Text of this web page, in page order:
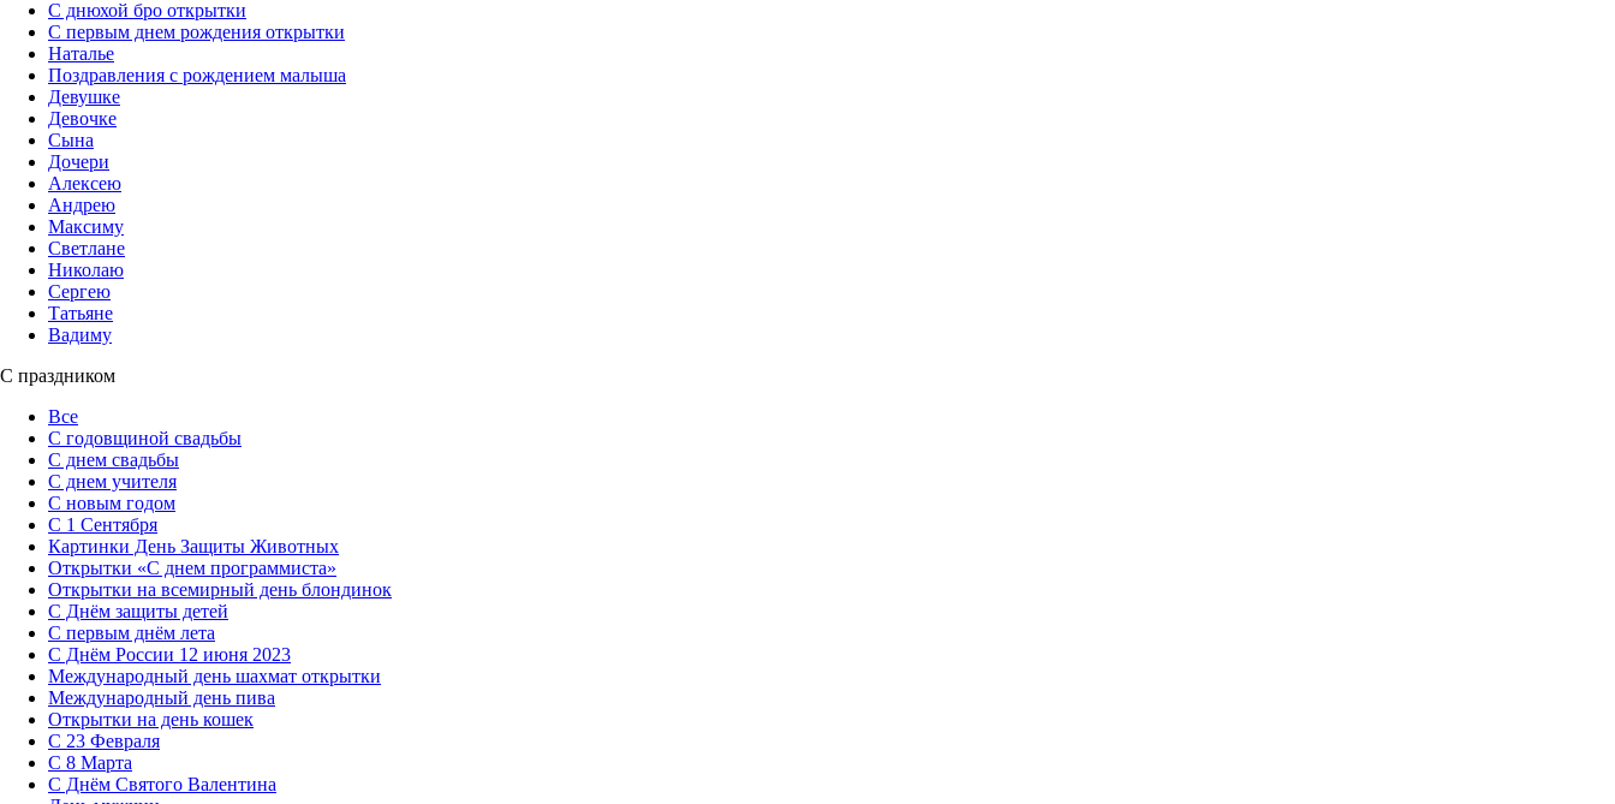
С днюхой бро открытки
С первым днем рождения открытки
Наталье
Поздравления с рождением малыша
Девушке
Девочке
Сына
Дочери
Алексею
Андрею
Максиму
Светлане
Николаю
Сергею
Татьяне
Вадиму
С праздником
Все
С годовщиной свадьбы
С днем свадьбы
С днем учителя
С новым годом
С 1 Сентября
Картинки День Защиты Животных
Открытки «‎С днем программиста»‎
Открытки на всемирный день блондинок
С Днём защиты детей
С первым днём лета
С Днём России 12 июня 2023
Международный день шахмат открытки
Международный день пива
Открытки на день кошек
С 23 Февраля
С 8 Марта
С Днём Святого Валентина